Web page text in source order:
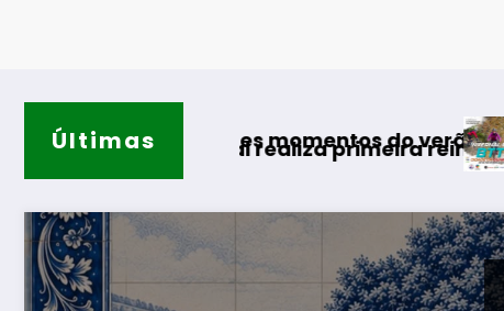
Últimasmomentos do verão
realiza primeira reintrodução de
Guarda